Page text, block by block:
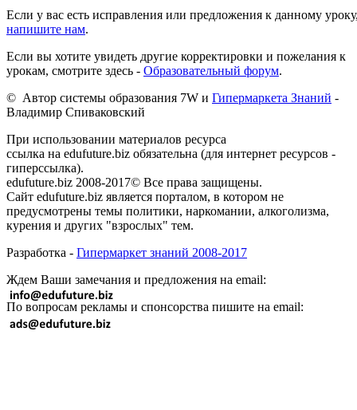
Если у вас есть исправления или предложения к данному
напишите нам.
Если вы хотите увидеть другие корректировки и пожелания к
урокам, смотрите здесь - Образовательный форум.
© Автор системы образования 7W и Гипермаркета Знаний -
Владимир Спиваковский
При использовании материалов ресурса
ссылка на edufuture.biz обязательна (для интернет ресурсов -
гиперссылка).
edufuture.biz 2008-2017© Все права защищены.
Сайт edufuture.biz является порталом, в котором не
предусмотрены темы политики, наркомании, алкоголизма,
курения и других "взрослых" тем.
Разработка - Гипермаркет знаний 2008-2017
Ждем Ваши замечания и предложения на email:
По вопросам рекламы и спонсорства пишите на email: